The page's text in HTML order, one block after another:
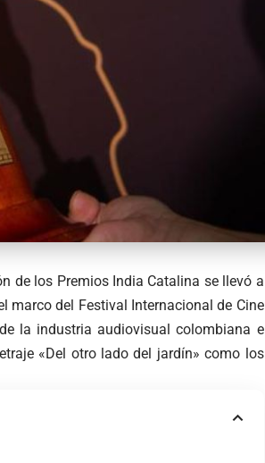
de los Premios India Catalina se llevó a
marco del Festival Internacional de Cine
la industria audiovisual colombiana e
«Del otro lado del jardín» como los